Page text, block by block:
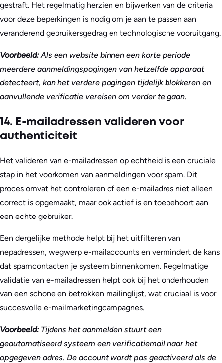
gestraft. Het regelmatig herzien en bijwerken van de criteria
voor deze beperkingen is nodig om je aan te passen aan
veranderend gebruikersgedrag en technologische vooruitgang.
Voorbeeld: Als een website binnen een korte periode
meerdere aanmeldingspogingen van hetzelfde apparaat
detecteert, kan het verdere pogingen tijdelijk blokkeren en
aanvullende verificatie vereisen om verder te gaan.
14. E-mailadressen valideren voor
authenticiteit
Het valideren van e-mailadressen op echtheid is een cruciale
stap in het voorkomen van aanmeldingen voor spam. Dit
proces omvat het controleren of een e-mailadres niet alleen
correct is opgemaakt, maar ook actief is en toebehoort aan
een echte gebruiker.
Een dergelijke methode helpt bij het uitfilteren van
nepadressen, wegwerp e-mailaccounts en vermindert de kans
dat spamcontacten je systeem binnenkomen. Regelmatige
validatie van e-mailadressen helpt ook bij het onderhouden
van een schone en betrokken mailinglijst, wat cruciaal is voor
succesvolle e-mailmarketingcampagnes.
Voorbeeld: Tijdens het aanmelden stuurt een
geautomatiseerd systeem een verificatiemail naar het
opgegeven adres. De account wordt pas geactiveerd als de